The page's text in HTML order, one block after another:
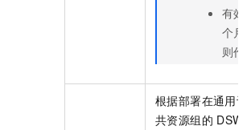
有效
个月
则作
根据部署在通用
共资源组的 DSW